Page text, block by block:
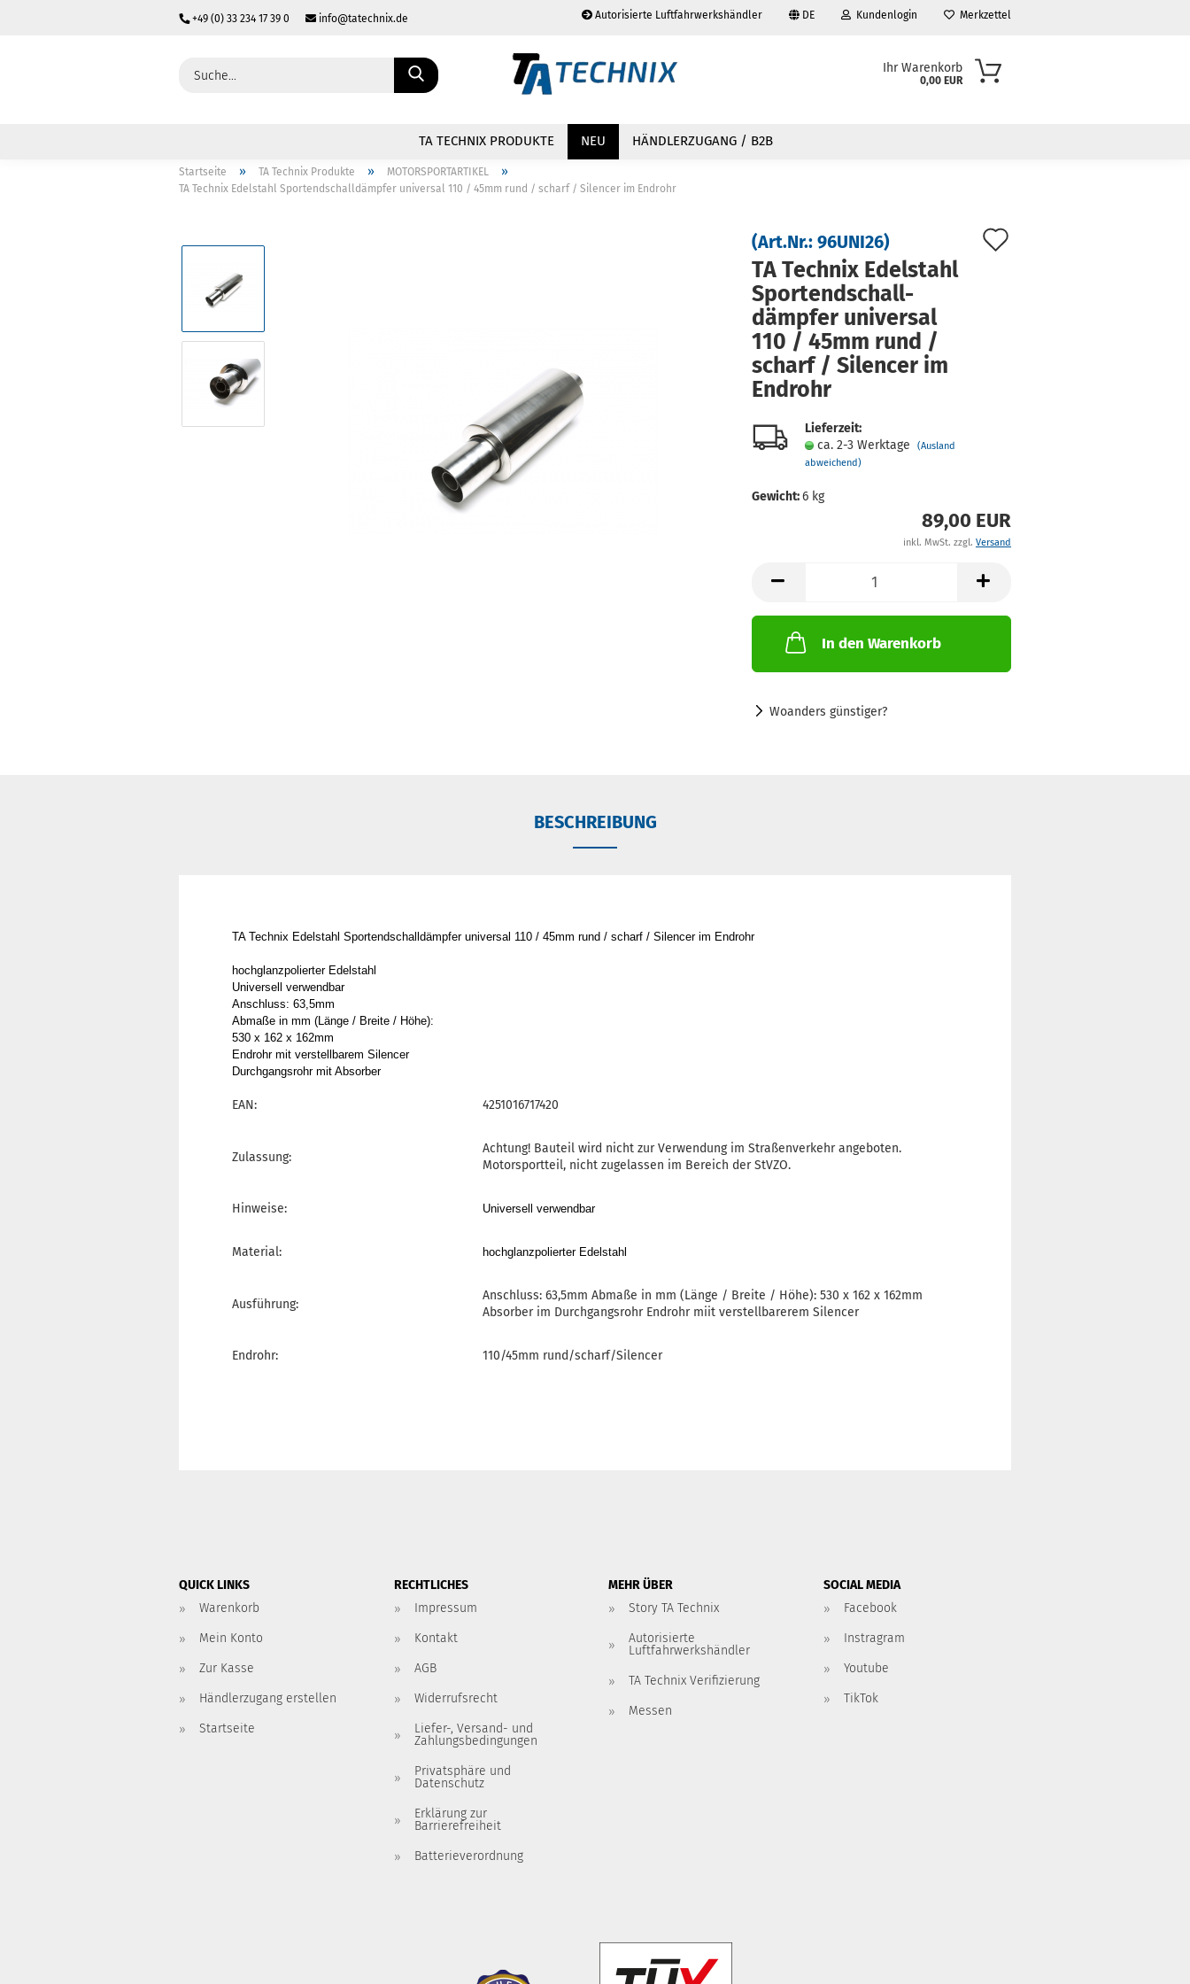
+49 (0) 33 234 17 39 0 info@tatechnix.de Autorisierte Luftfahrwerkshändler DE
Sprache auswählen
Kundenlogin
Passwort vergessen?
Merkzettel
Ihr Warenkorb
0,00 EUR
TA TECHNIX PRODUKTE NEU HÄNDLERZUGANG / B2B
Startseite » TA Technix Produkte » MOTORSPORTARTIKEL »
TA Technix Edelstahl Sportendschalldämpfer universal 110 / 45mm rund / scharf / Silencer im Endrohr
(Art.Nr.: 96UNI26)
TA Tech­nix Edel­stahl
Sportend­schall­
dämp­fer uni­ver­sal
110 / 45mm rund /
scharf / Si­len­cer im
End­rohr
Lieferzeit:
ca. 2-3 Werktage
(Ausland
abweichend)
Gewicht:6kg
89,00 EUR
inkl. MwSt. zzgl. Versand
In den Warenkorb
Woanders günstiger?
BESCHREIBUNG
TA Technix Edelstahl Sportendschalldämpfer universal 110 / 45mm rund / scharf / Silencer im Endrohr
hochglanzpolierter Edelstahl
Universell verwendbar
Anschluss: 63,5mm
Abmaße in mm (Länge / Breite / Höhe):
530 x 162 x 162mm
Endrohr mit verstellbarem Silencer
Durchgangsrohr mit Absorber
EAN: 4251016717420
Zulassung:
Achtung! Bauteil wird nicht zur Verwendung im Straßenverkehr angeboten.
Motorsportteil, nicht zugelassen im Bereich der StVZO.
Hinweise: Universell verwendbar
Material: hochglanzpolierter Edelstahl
Ausführung:
Anschluss: 63,5mm Abmaße in mm (Länge / Breite / Höhe): 530 x 162 x 162mm
Absorber im Durchgangsrohr Endrohr miit verstellbarerem Silencer
Endrohr: 110/45mm rund/scharf/Silencer
QUICK LINKS
Warenkorb
Mein Konto
Zur Kasse
Händlerzugang erstellen
Startseite
RECHTLICHES
Impressum
Kontakt
AGB
Widerrufsrecht
Liefer-, Versand- und
Zahlungsbedingungen
Privatsphäre und
Datenschutz
Erklärung zur
Barrierefreiheit
Batterieverordnung
MEHR ÜBER
Story TA Technix
Autorisierte
Luftfahrwerkshändler
TA Technix Verifizierung
Messen
SOCIAL MEDIA
Facebook
Instragram
Youtube
TikTok